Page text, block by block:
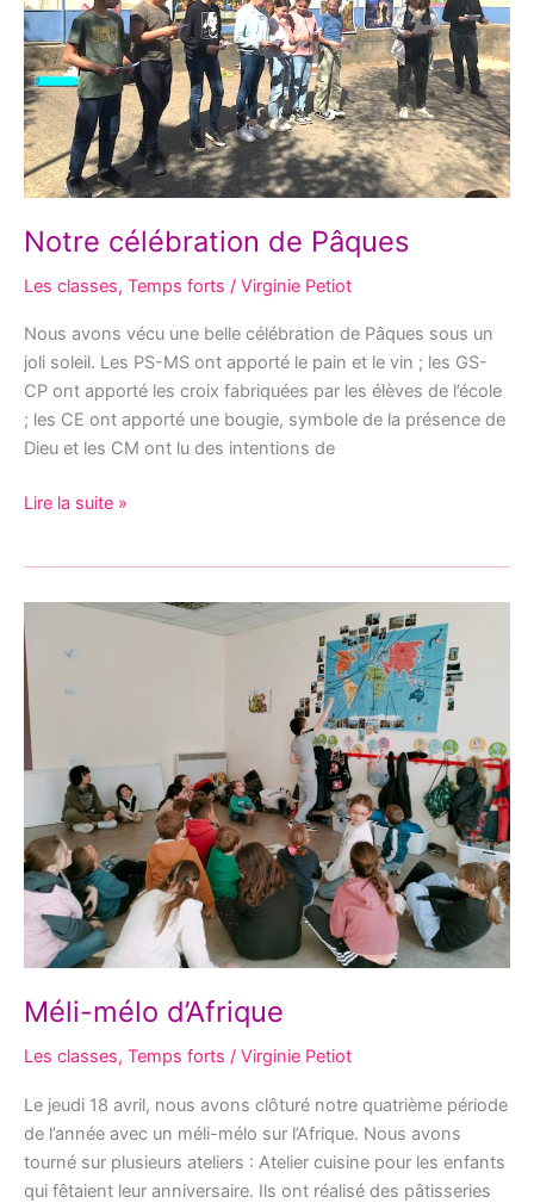
Notre célébration de Pâques
Les classes, Temps forts / Virginie Petiot
Nous avons vécu une belle célébration de Pâques sous un
joli soleil. Les PS-MS ont apporté le pain et le vin ; les GS-
CP ont apporté les croix fabriquées par les élèves de l’école
; les CE ont apporté une bougie, symbole de la présence de
Dieu et les CM ont lu des intentions de
Pâques
Lire la suite »
Méli-mélo d’Afrique
Les classes, Temps forts / Virginie Petiot
Le jeudi 18 avril, nous avons clôturé notre quatrième période
de l’année avec un méli-mélo sur l’Afrique. Nous avons
tourné sur plusieurs ateliers : Atelier cuisine pour les enfants
qui fêtaient leur anniversaire. Ils ont réalisé des pâtisseries
mélo
d’Afrique